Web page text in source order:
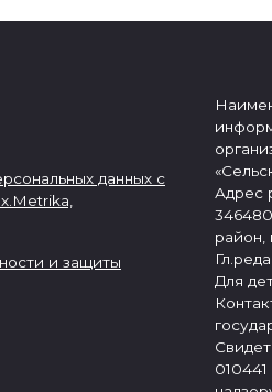
данных с
и защиты
Адрес
район,
Для